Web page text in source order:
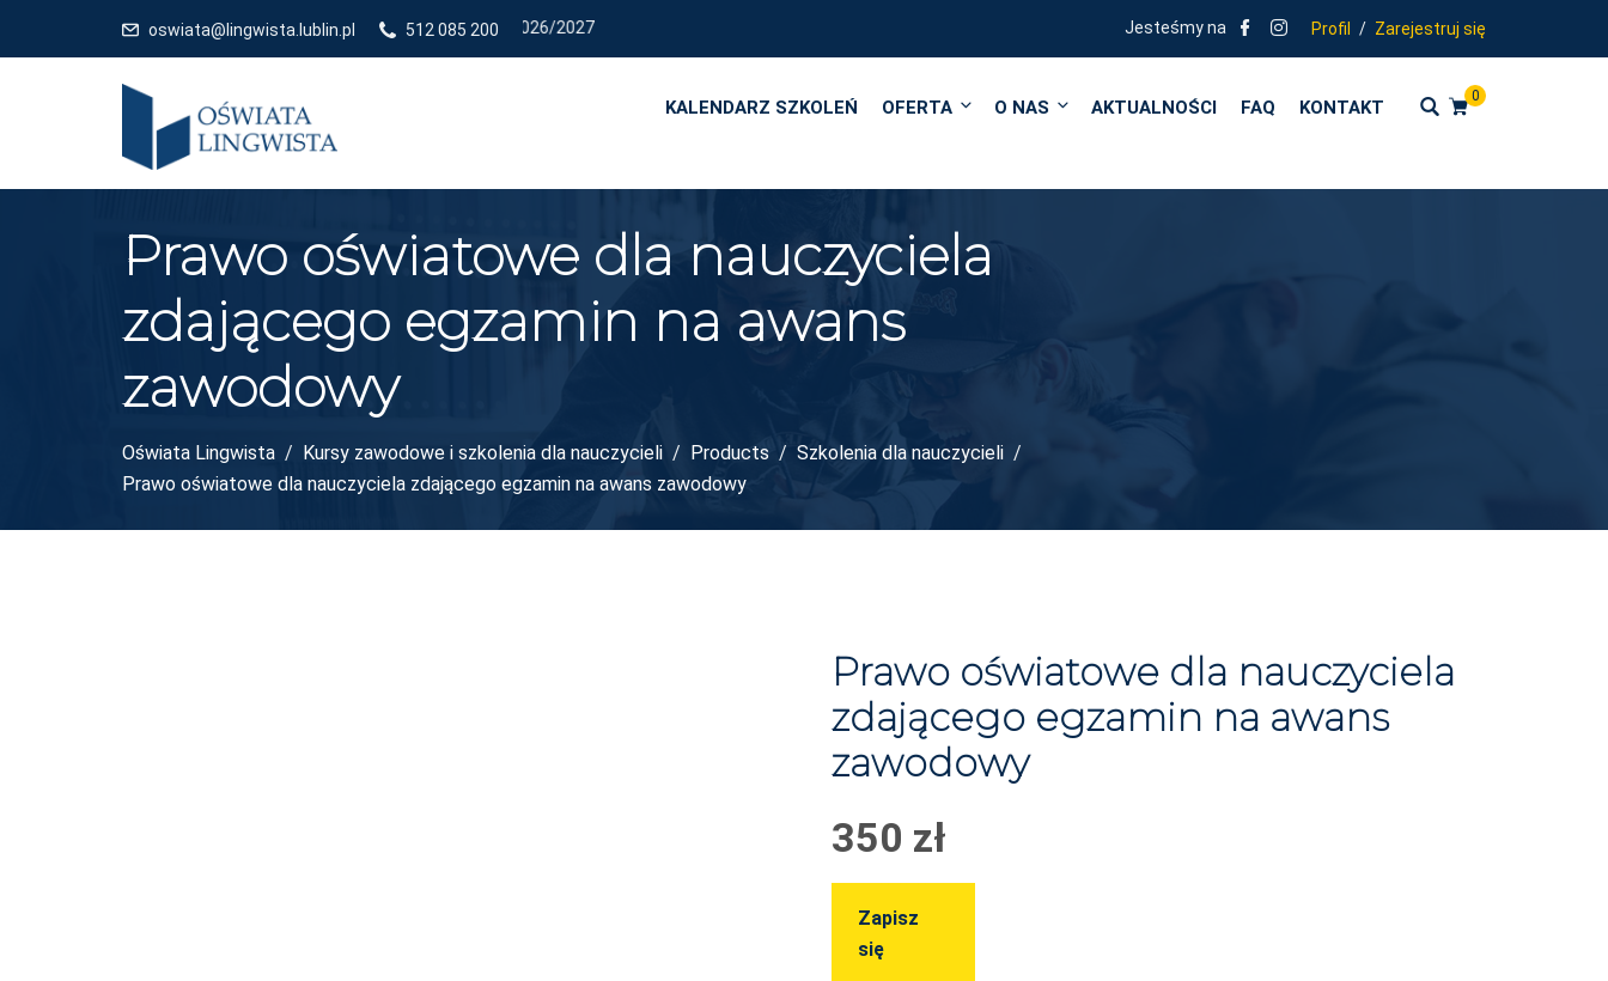
oswiata@lingwista.lublin.pl 512 085 200 REALIZUJEMY KURSY I SZKOLENIA ZGODNE Z KIERUNKAMI POLITYKI OŚWIATOWEJ PAŃSTWA -
Jesteśmy na Profil / Zarejestruj się
0
KALENDARZ SZKOLEŃ OFERTA O NAS AKTUALNOŚCI FAQ KONTAKT
Prawo oświatowe dla nauczyciela
zdającego egzamin na awans
zawodowy
Oświata Lingwista Kursy zawodowe i szkolenia dla nauczycieli Products
Szkolenia dla nauczycieli
Prawo oświatowe dla nauczyciela zdającego egzamin na awans zawodowy
Prawo oświatowe dla nauczyciela
zdającego egzamin na awans
zawodowy
350 zł
Zapisz
się